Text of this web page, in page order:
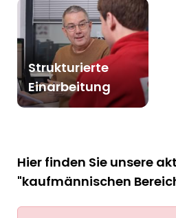
Strukturierte
Einarbeitung
Hier finden Sie unsere
"kaufmännischen